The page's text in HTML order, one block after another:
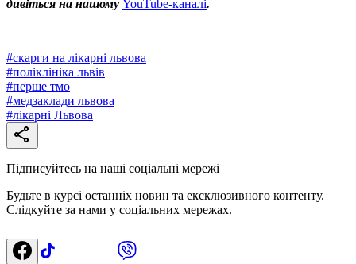
дивіться на нашому YouTube-каналі.
#скарги на лікарні львова
#поліклініка львів
#перше тмо
#медзаклади львова
#лікарні Львова
Підписуйтесь на наші соціальні мережі
Будьте в курсі останніх новин та ексклюзивного контенту.
Слідкуйте за нами у соціальних мережах.